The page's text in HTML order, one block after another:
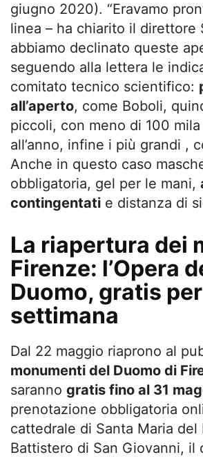
giugno 2020). “Eravamo
linea – ha chiarito il direttore
abbiamo declinato queste
seguendo alla lettera le
comitato tecnico scientifico:
all’aperto, come Boboli,
piccoli, con meno di 100
all’anno, infine i più grandi ,
Anche in questo caso
obbligatoria, gel per le mani,
contingentati e distanza di
La riapertura dei
Firenze: l’Opera
Duomo, gratis
settimana
Dal 22 maggio riaprono al
monumenti del Duomo di
saranno gratis fino al 31
prenotazione obbligatoria
cattedrale di Santa Maria del
Battistero di San Giovanni, il